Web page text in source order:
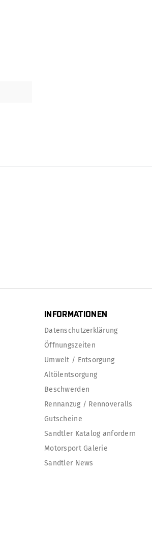
INFORMATIONEN
Datenschutzerklärung
Öffnungszeiten
Umwelt / Entsorgung
Altölentsorgung
Beschwerden
Rennanzug / Rennoveralls
Gutscheine
Sandtler Katalog anfordern
Motorsport Galerie
Sandtler News